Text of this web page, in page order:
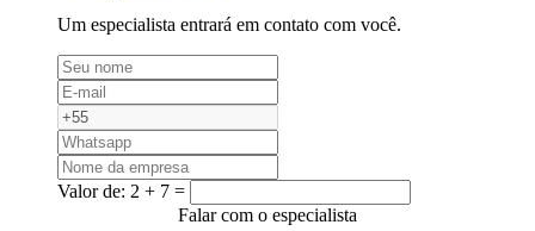
Um especialista entrará em contato com você.
Valor de: 2 + 7 =
Falar com o especialista